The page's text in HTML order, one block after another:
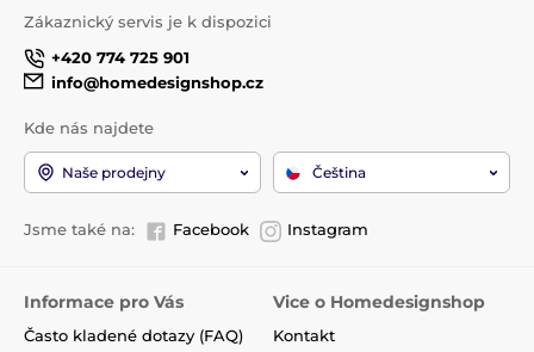
Zákaznický servis je k dispozici
+420 774 725 901
info@homedesignshop.cz
Kde nás najdete
Naše prodejny Čeština
Jsme také na: Facebook Instagram
Informace pro Vás
Často kladené dotazy (FAQ)
Vice o Homedesignshop
Kontakt